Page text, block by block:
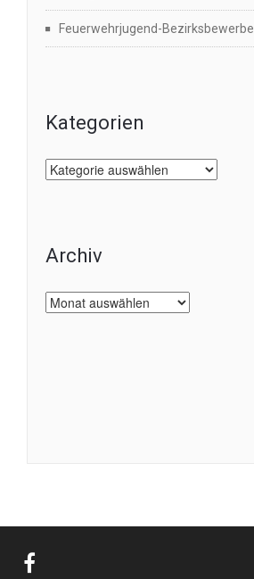
Feuerwehrjugend-Bezirksbewerbe
Kategorien
Kategorien
Archiv
Archiv